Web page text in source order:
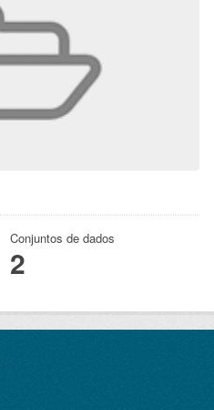
Conjuntos de dados
2